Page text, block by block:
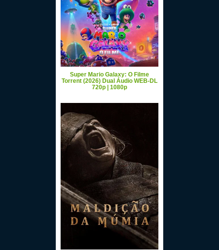
Super Mario Galaxy: O Filme
Torrent (2026) Dual Áudio WEB-DL
720p | 1080p